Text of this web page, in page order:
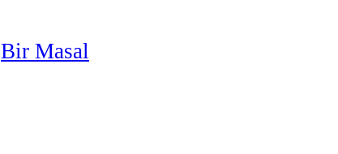
Bir Masal